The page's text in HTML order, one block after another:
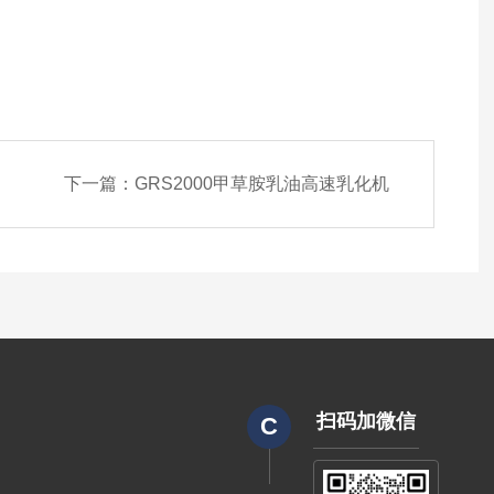
下一篇： GRS2000甲草胺乳油高速乳化机
C 扫码加微信